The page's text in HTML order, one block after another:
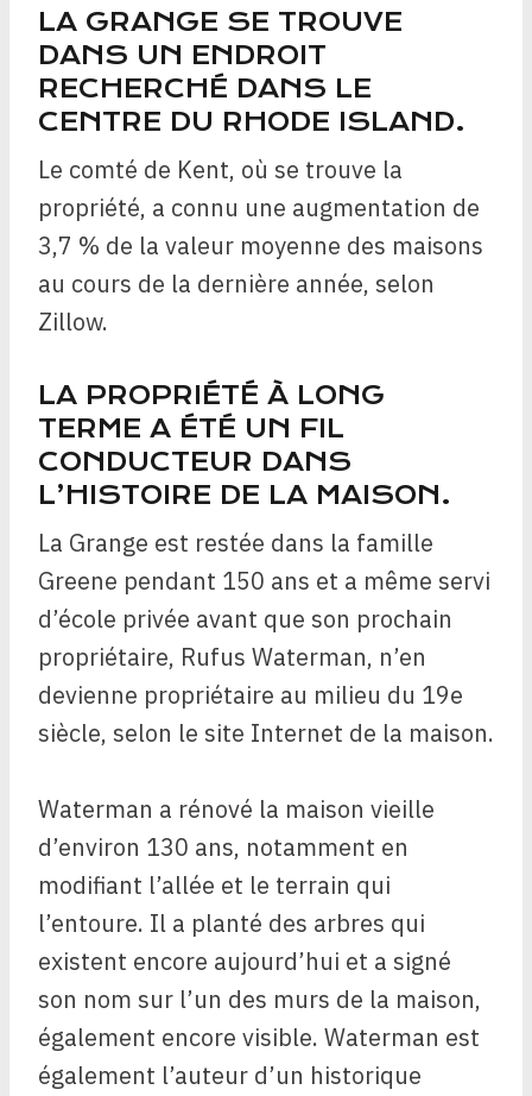
LA GRANGE SE TROUVE
DANS UN ENDROIT
RECHERCHÉ DANS LE
CENTRE DU RHODE ISLAND.
Le comté de Kent, où se trouve la
propriété, a connu une augmentation de
3,7 % de la valeur moyenne des maisons
au cours de la dernière année, selon
Zillow.
LA PROPRIÉTÉ À LONG
TERME A ÉTÉ UN FIL
CONDUCTEUR DANS
L’HISTOIRE DE LA MAISON.
La Grange est restée dans la famille
Greene pendant 150 ans et a même servi
d’école privée avant que son prochain
propriétaire, Rufus Waterman, n’en
devienne propriétaire au milieu du 19e
siècle, selon le site Internet de la maison.
Waterman a rénové la maison vieille
d’environ 130 ans, notamment en
modifiant l’allée et le terrain qui
l’entoure. Il a planté des arbres qui
existent encore aujourd’hui et a signé
son nom sur l’un des murs de la maison,
également encore visible. Waterman est
également l’auteur d’un historique